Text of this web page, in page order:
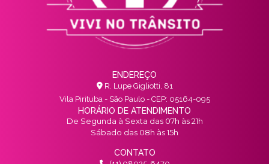
ENDEREÇO
R. Lupe Gigliotti, 81
Vila Pirituba - São Paulo - CEP: 05164-095
HORÁRIO DE ATENDIMENTO
De Segunda à Sexta das 07h às 21h
Sábado das 08h às 15h
CONTATO